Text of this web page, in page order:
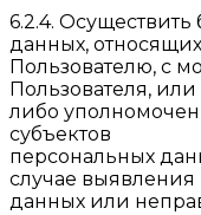
6.2.4.
данных,
Пользователю, с
Пользователя,
либо
субъектов
персональных
случае
данных или